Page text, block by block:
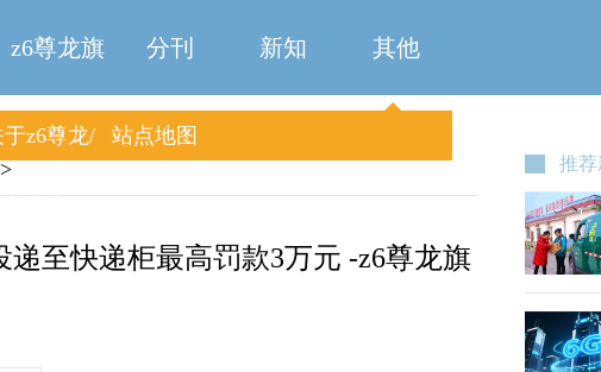
z6尊龙旗
舰厅
分刊 新知 其他
于z6尊龙
站点地图
至快递柜最高罚款3万元 -z6尊龙旗
推荐